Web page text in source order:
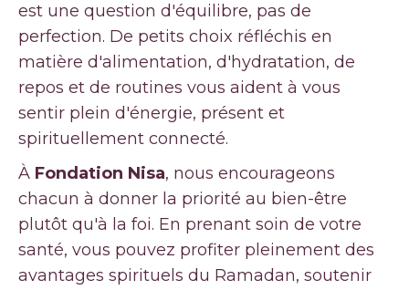
est une question d'équilibre, pas de
perfection. De petits choix réfléchis en
matière d'alimentation, d'hydratation, de
repos et de routines vous aident à vous
sentir plein d'énergie, présent et
spirituellement connecté.
À Fondation Nisa, nous encourageons
chacun à donner la priorité au bien-être
plutôt qu'à la foi. En prenant soin de votre
santé, vous pouvez profiter pleinement des
avantages spirituels du Ramadan, soutenir